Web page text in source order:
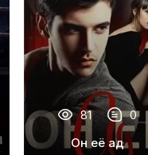
81 0
Он её ад